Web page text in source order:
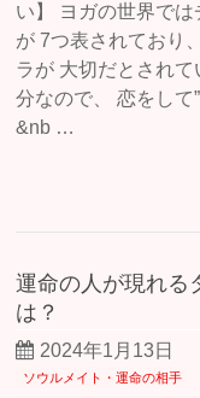
い】 ヨガの世界で
が 7つ表されており
ラが 大切だとされ
分なので、 恋をして
&nb …
運命の人が現れる
は？
2024年1月13日
ソウルメイト・運命の相手